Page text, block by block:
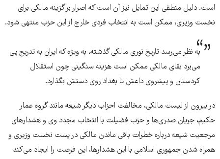
است. دلیل منطقی این تمایل نیز آن است که اصرار بر گزینه مالکی برای
نخست وزیری، ممکن است به انتخاب فردی خارج از این حزب منتهی شود.
به نظر می‌رسد تاریخ نوری مالکی گذشته، به ویژه که ایران به تدریج پی
می‌برد بقای مالکی ممکن است هزینه سنگینی چون استقلال
کردستان و پیشروی داعش تا بغداد روی دستش بگذارد.
در بیرون از لیست مالکی، مخالفت احزاب دیگر شیعه مانند گروه عمار
حکیم، جریان صدری‌ها و حزب فضیلت با انتخاب مجدد وی و هشدارهای
مرجعیت شیعه درباره خطرات باقی ماندن مالکی در پست نخست وزیری و
همراه شدن جمهوری اسلامی با این هشدارها، این فرصت را ایجاد می‌کند